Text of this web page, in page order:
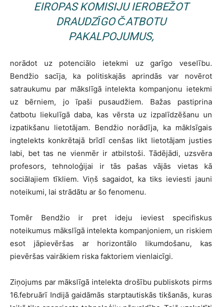
EIROPAS KOMISIJU IEROBEŽOT
DRAUDZĪGO ČATBOTU
PAKALPOJUMUS,
norādot uz potenciālo ietekmi uz garīgo veselību.
Bendžio sacīja, ka politiskajās aprindās var novērot
satraukumu par mākslīgā intelekta kompanjonu ietekmi
uz bērniem, jo īpaši pusaudžiem. Bažas pastiprina
čatbotu liekulīgā daba, kas vērsta uz izpalīdzēšanu un
izpatikšanu lietotājam. Bendžio norādīja, ka māklsīgais
ingtelekts konkrētajā brīdī cenšas likt lietotājam justies
labi, bet tas ne vienmēr ir atbilstoši. Tādējādi, uzsvēra
profesors, tehnoloģijai ir tās pašas vājās vietas kā
sociālajiem tīkliem. Viņš sagaidot, ka tiks ieviesti jauni
noteikumi, lai strādātu ar šo fenomenu.
Tomēr Bendžio ir pret ideju ieviest specifiskus
noteikumus mākslīgā intelekta kompanjoniem, un riskiem
esot jāpievēršas ar horizontālo likumdošanu, kas
pievēršas vairākiem riska faktoriem vienlaicīgi.
Ziņojums par mākslīgā intelekta drošību publiskots pirms
16.februārī Indijā gaidāmās starptautiskās tikšanās, kuras